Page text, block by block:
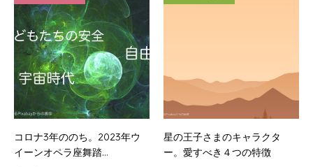
コロナ3年ののち。2023年ウ
イーンオペラ座舞踏…
星の王子さまのキャラクタ
ー。愛すべき４つの特徴